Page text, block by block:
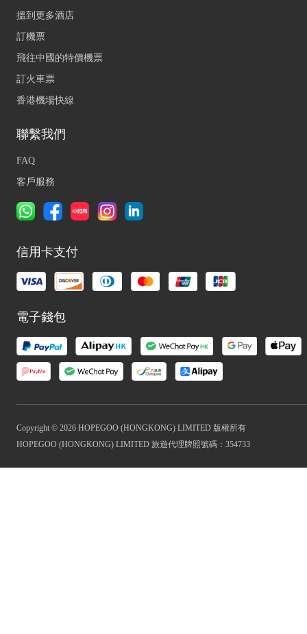
搵到更多酒店
訂機票
飛往中國的特價機票
訂火車票
香港機場快線
聯繫我們
FAQ
客戶服務
信用卡支付
電子錢包
Copyright © 2026 HOPEGOO (HONGKONG) LIMITED 版權所有
HOPEGOO (HONGKONG) LIMITED 旅遊代理牌照號碼：354733